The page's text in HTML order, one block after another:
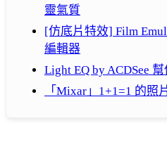
靈氣質
[仿底片特效] Film
編輯器
Light EQ by ACDSee
「Mixar」1+1=1 的照